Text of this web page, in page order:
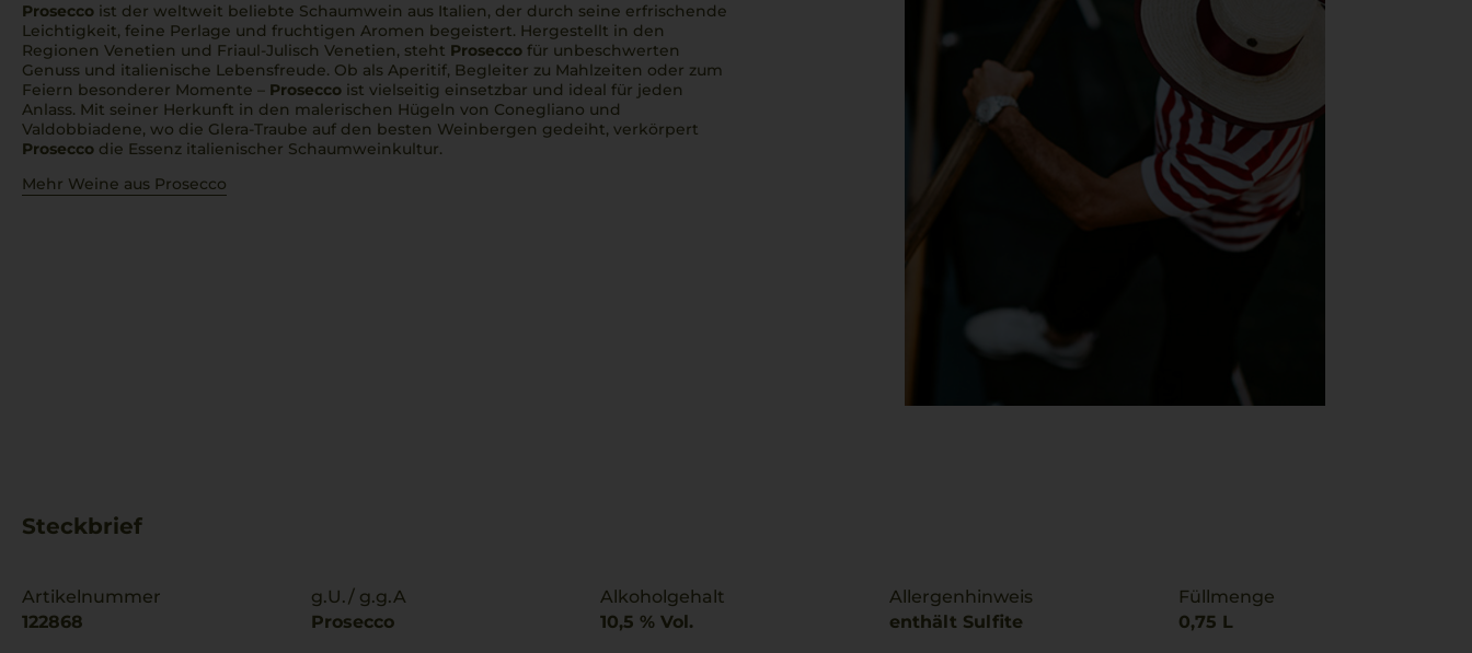
Prosecco ist der weltweit beliebte Schaumwein aus Italien, der durch seine erfrischende
Leichtigkeit, feine Perlage und fruchtigen Aromen begeistert. Hergestellt in den
Regionen Venetien und Friaul-Julisch Venetien, steht Prosecco für unbeschwerten
Genuss und italienische Lebensfreude. Ob als Aperitif, Begleiter zu Mahlzeiten oder zum
Feiern besonderer Momente – Prosecco ist vielseitig einsetzbar und ideal für jeden
Anlass. Mit seiner Herkunft in den malerischen Hügeln von Conegliano und
Valdobbiadene, wo die Glera-Traube auf den besten Weinbergen gedeiht, verkörpert
Prosecco die Essenz italienischer Schaumweinkultur.
Mehr Weine aus Prosecco
Steckbrief
Artikelnummer
122868
g.U./ g.g.A
Prosecco
Alkoholgehalt
10,5 % Vol.
Allergenhinweis
enthält Sulfite
Füllmenge
0,75 L